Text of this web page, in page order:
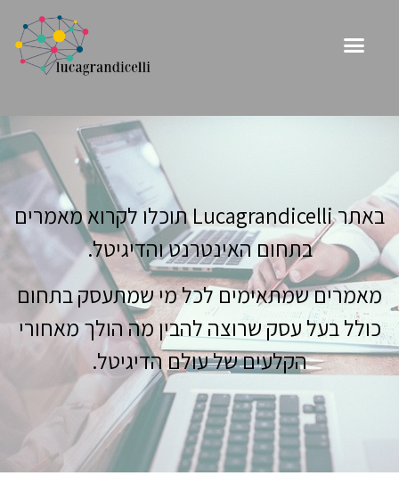
באתר Lucagrandicelli תוכלו לקרוא מאמרים
בתחום האינטרנט והדיגיטל.
מאמרים שמתאימים לכל מי שמתעסק בתחום
כולל בעל עסק שרוצה להבין מה הולך מאחורי
הקלעים של עולם הדיגיטל.